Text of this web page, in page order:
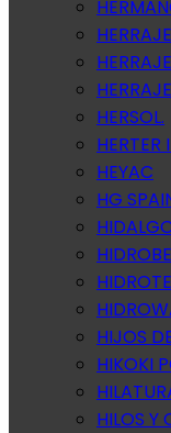
HERSOL.
HERTER
HEYAC
HG
HIJOS
HIKOKI
HILOS Y